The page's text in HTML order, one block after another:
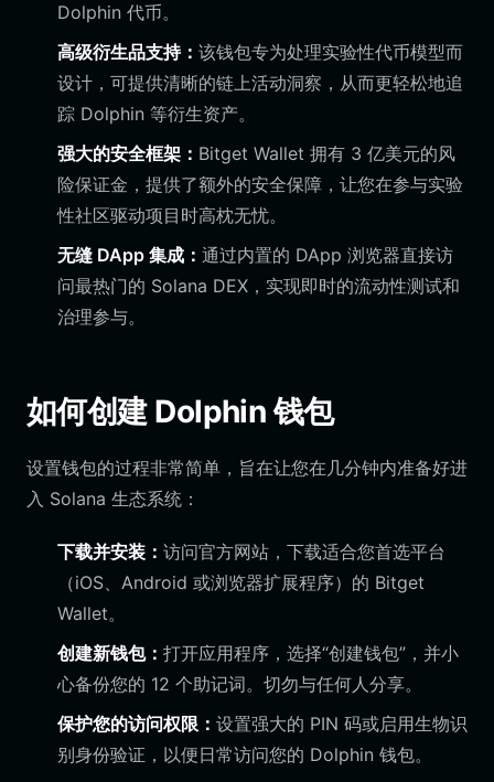
Dolphin 代币。
高级衍生品支持： 该钱包专为处理实验性代币模型而
设计，可提供清晰的链上活动洞察，从而更轻松地追
踪 Dolphin 等衍生资产。
强大的安全框架： Bitget Wallet 拥有 3 亿美元的风
险保证金，提供了额外的安全保障，让您在参与实验
性社区驱动项目时高枕无忧。
无缝 DApp 集成： 通过内置的 DApp 浏览器直接访
问最热门的 Solana DEX，实现即时的流动性测试和
治理参与。
如何创建 Dolphin 钱包
设置钱包的过程非常简单，旨在让您在几分钟内准备好进
入 Solana 生态系统：
下载并安装： 访问官方网站，下载适合您首选平台
（iOS、Android 或浏览器扩展程序）的 Bitget
Wallet。
创建新钱包： 打开应用程序，选择“创建钱包”，并小
心备份您的 12 个助记词。切勿与任何人分享。
保护您的访问权限： 设置强大的 PIN 码或启用生物识
别身份验证，以便日常访问您的 Dolphin 钱包。